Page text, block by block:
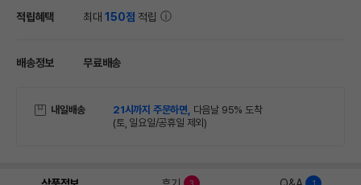
적립혜택 최대150점 적립
배송정보 무료배송
내일배송 21시까지 주문하면, 다음날 95% 도착
(토, 일요일/공휴일 제외)